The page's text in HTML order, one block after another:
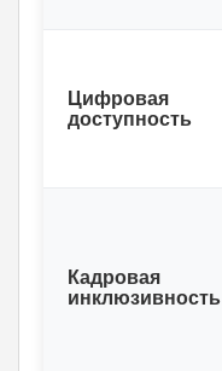
Цифровая
доступность
Кадровая
инклюзивность